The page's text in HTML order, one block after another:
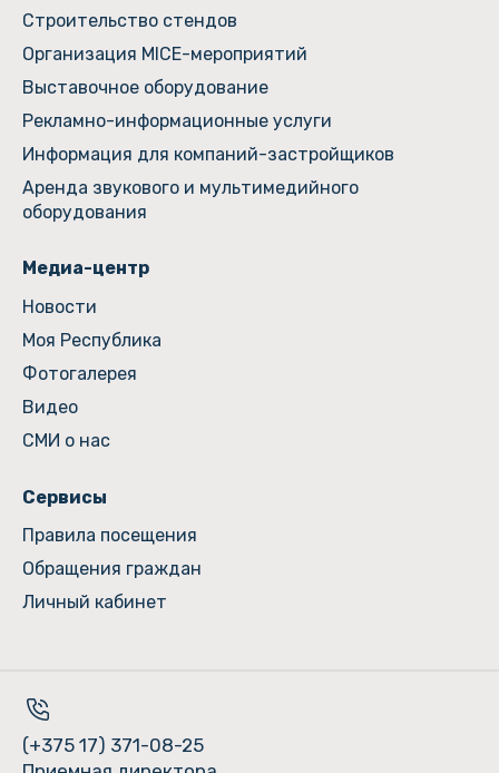
Строительство стендов
Организация MICE-мероприятий
Выставочное оборудование
Рекламно-информационные услуги
Информация для компаний-застройщиков
Аренда звукового и мультимедийного
оборудования
Медиа-центр
Новости
Моя Республика
Фотогалерея
Видео
СМИ о нас
Сервисы
Правила посещения
Обращения граждан
Личный кабинет
(+375 17) 371-08-25